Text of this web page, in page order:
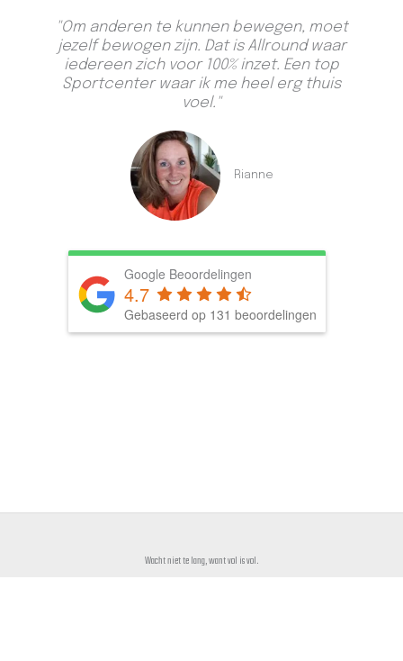
"Om anderen te kunnen bewegen, moet
jezelf bewogen zijn. Dat is Allround waar
iedereen zich voor 100% inzet. Een top
Sportcenter waar ik me heel erg thuis
voel."
Rianne
Google Beoordelingen
4.7
Gebaseerd op 131 beoordelingen
Wacht niet te lang, want vol is vol.